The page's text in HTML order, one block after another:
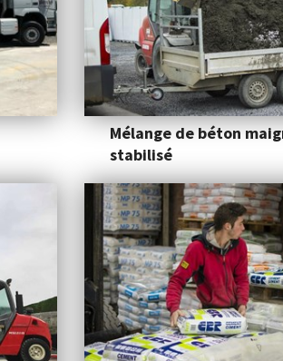
Mélange de béton
stabilisé